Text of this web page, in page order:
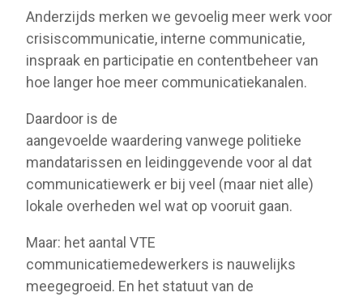
Anderzijds merken we gevoelig meer werk voor
crisiscommunicatie, interne communicatie,
inspraak en participatie en contentbeheer van
hoe langer hoe meer communicatiekanalen.
Daardoor is de
aangevoelde waardering vanwege politieke
mandatarissen en leidinggevende voor al dat
communicatiewerk er bij veel (maar niet alle)
lokale overheden wel wat op vooruit gaan.
Maar: het aantal VTE
communicatiemedewerkers is nauwelijks
meegegroeid. En het statuut van de